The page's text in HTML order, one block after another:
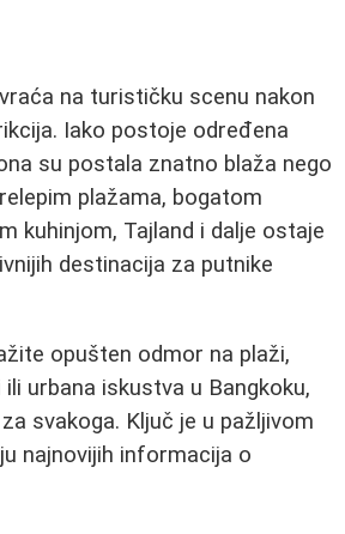
na turističku scenu nakon
Iako postoje određena
su postala znatno blaža nego
plažama, bogatom
kuhinjom, Tajland i dalje ostaje
destinacija za putnike
opušten odmor na plaži,
urbana iskustva u Bangkoku,
svakoga. Ključ je u pažljivom
najnovijih informacija o